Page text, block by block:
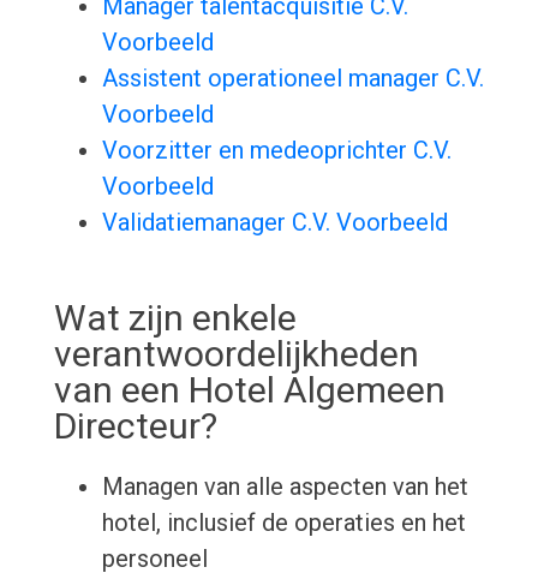
Manager talentacquisitie C.V.
Voorbeeld
Assistent operationeel manager C.V.
Voorbeeld
Voorzitter en medeoprichter C.V.
Voorbeeld
Validatiemanager C.V. Voorbeeld
Wat zijn enkele
verantwoordelijkheden
van een Hotel Algemeen
Directeur?
Managen van alle aspecten van het
hotel, inclusief de operaties en het
personeel